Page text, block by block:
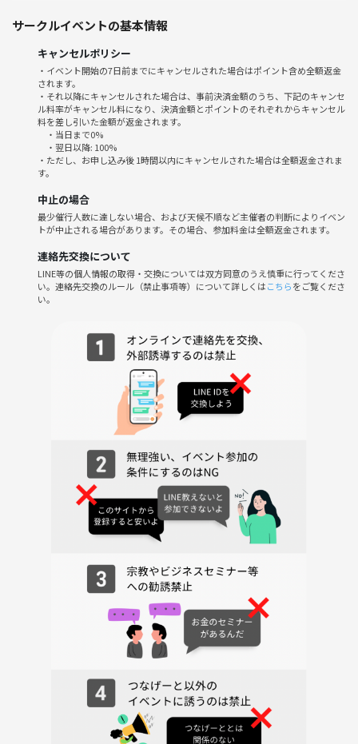
カラオケの日のため、音に過敏な方はご参加をお控えいただくか、イヤ
ーマフや耳栓などをご持参ください🙇‍♂️
人数によりますが、歌いたい放題🎤✨
お気軽にご参加ください♪
サークルイベントの基本情報
キャンセルポリシー
・イベント開始の7日前までにキャンセルされた場合はポイント含め全額返金
されます。
・それ以降にキャンセルされた場合は、事前決済金額のうち、下記のキャンセ
ル料率がキャンセル料になり、決済金額とポイントのそれぞれからキャンセル
料を差し引いた金額が返金されます。
・当日まで0%
・翌日以降: 100%
・ただし、お申し込み後 1時間以内にキャンセルされた場合は全額返金されま
す。
中止の場合
最少催行人数に達しない場合、および天候不順など主催者の判断によりイベン
トが中止される場合があります。その場合、参加料金は全額返金されます。
連絡先交換について
LINE等の個人情報の取得・交換については双方同意のうえ慎重に行ってくださ
い。連絡先交換のルール（禁止事項等）について詳しくはこちらをご覧くださ
い。